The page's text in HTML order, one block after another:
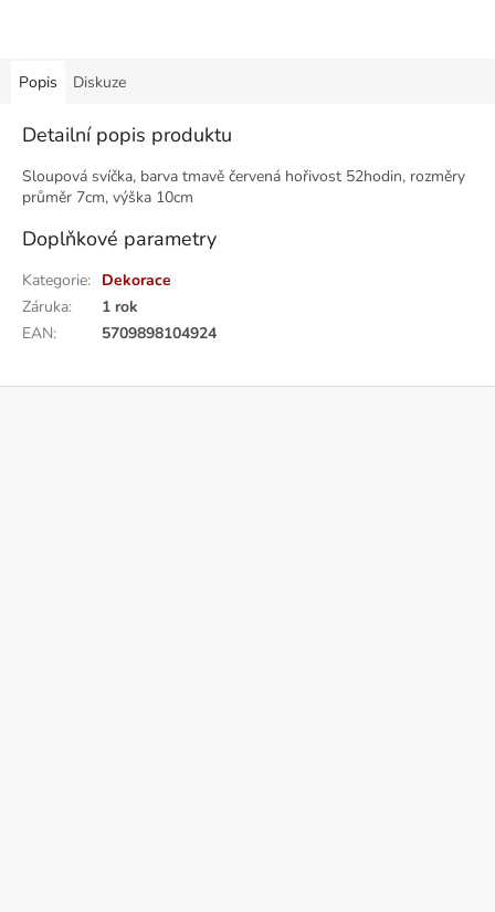
Popis Diskuze
Detailní popis produktu
Sloupová svíčka, barva tmavě červená hořivost 52hodin, rozměry
průměr 7cm, výška 10cm
Doplňkové parametry
Kategorie: Dekorace
Záruka:
1 rok
EAN: 5709898104924
Z